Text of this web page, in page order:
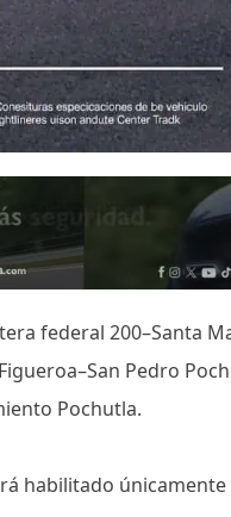
federal 200–Santa
Pedro
Pochutla.
habilitado